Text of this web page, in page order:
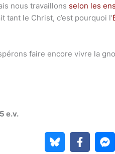
nous travaillons selon les
le Christ, c’est pourquoi l’
faire encore vivre la
e.v.